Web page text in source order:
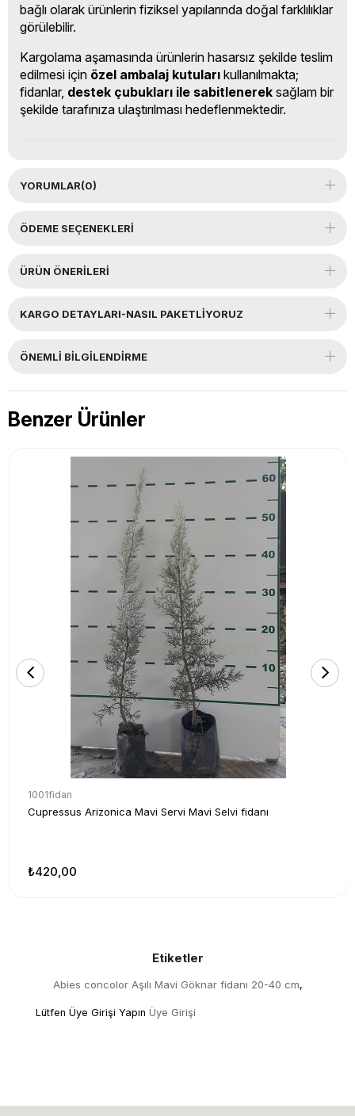
bağlı olarak ürünlerin fiziksel yapılarında doğal farklılıklar
görülebilir.
Kargolama aşamasında ürünlerin hasarsız şekilde teslim
edilmesi için özel ambalaj kutuları kullanılmakta;
fidanlar, destek çubukları ile sabitlenerek sağlam bir
şekilde tarafınıza ulaştırılması hedeflenmektedir.
YORUMLAR(0)
ÖDEME SEÇENEKLERI
ÜRÜN ÖNERILERI
KARGO DETAYLARI-NASIL PAKETLİYORUZ
ÖNEMLI BILGILENDIRME
Benzer Ürünler
1001fidan
Cupressus Arizonica Mavi Servi Mavi Selvi fidanı
₺420,00
Etiketler
Abies concolor Aşılı Mavi Göknar fidanı 20-40 cm,
Lütfen Üye Girişi Yapın Üye Girişi